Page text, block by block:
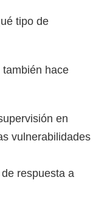
tipo de
hace
en
vulnerabilidades
respuesta a